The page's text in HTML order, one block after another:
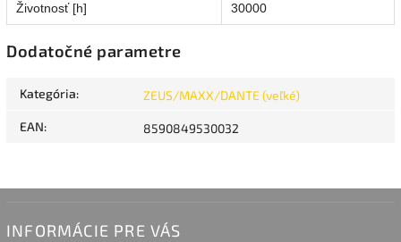
Životnosť [h] 30000
Dodatočné parametre
Kategória: ZEUS/MAXX/DANTE (veľké)
EAN: 8590849530032
INFORMÁCIE PRE VÁS